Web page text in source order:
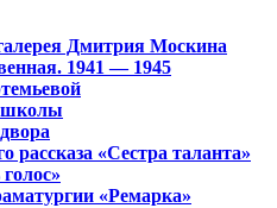
Дмитрия Москина
1941 — 1945
школы
рассказа «Сестра таланта»
«Ремарка»